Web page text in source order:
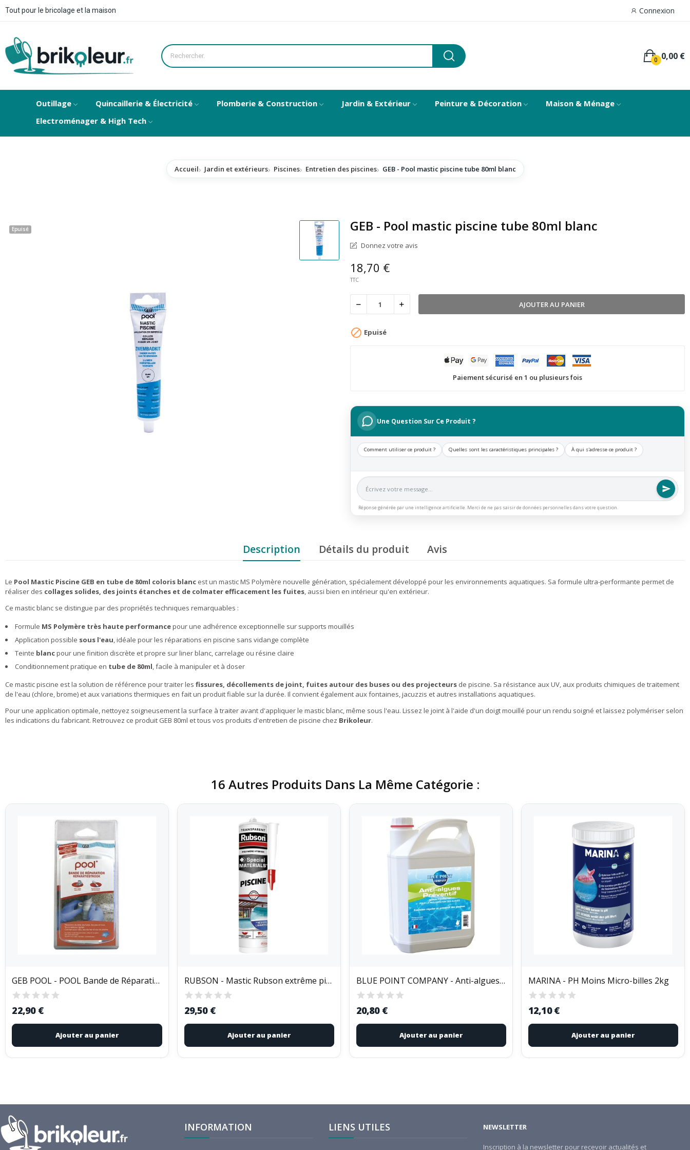
Tout pour le bricolage et la maison Connexion
0,00 €
0
Outillage Quincaillerie & Électricité Plomberie & Construction Jardin & Extérieur Peinture & Décoration
Maison & Ménage
Electroménager & High Tech
Accueil Jardin et extérieurs Piscines Entretien des piscines GEB - Pool mastic piscine tube 80ml blanc
Epuisé GEB - Pool mastic piscine tube 80ml blanc
Donnez votre avis
18,70 €
TTC
AJOUTER AU PANIER
 Epuisé
Paiement sécurisé en 1 ou plusieurs fois
Une Question Sur Ce Produit ?
Comment utiliser ce produit ? Quelles sont les caractéristiques principales ? À qui s'adresse ce produit ?
Réponse générée par une intelligence artificielle. Merci de ne pas saisir de données personnelles dans votre question.
Description Détails du produit Avis
Le Pool Mastic Piscine GEB en tube de 80ml coloris blanc est un mastic MS Polymère nouvelle génération, spécialement développé pour les environnements aquatiques. Sa formule ultra-performante permet de
réaliser des collages solides, des joints étanches et de colmater efficacement les fuites, aussi bien en intérieur qu'en extérieur.
Ce mastic blanc se distingue par des propriétés techniques remarquables :
Formule MS Polymère très haute performancepour une adhérence exceptionnelle sur supports mouillés
Application possible sous l'eau, idéale pour les réparations en piscine sans vidange complète
Teinte blancpour une finition discrète et propre sur liner blanc, carrelage ou résine claire
Conditionnement pratique en tube de 80ml, facile à manipuler et à doser
Ce mastic piscine est la solution de référence pour traiter les fissures, décollements de joint, fuites autour des buses ou des projecteurs de piscine. Sa résistance aux UV, aux produits chimiques de traitement
de l'eau (chlore, brome) et aux variations thermiques en fait un produit fiable sur la durée. Il convient également aux fontaines, jacuzzis et autres installations aquatiques.
Pour une application optimale, nettoyez soigneusement la surface à traiter avant d'appliquer le mastic blanc, même sous l'eau. Lissez le joint à l'aide d'un doigt mouillé pour un rendu soigné et laissez polymériser selon
les indications du fabricant. Retrouvez ce produit GEB 80ml et tous vos produits d'entretien de piscine chez Brikoleur.
16 Autres Produits Dans La Même Catégorie :
GEB POOL - POOL Bande de Réparation
22,90 €
Ajouter au panier
RUBSON - Mastic Rubson extrême piscine...
29,50 €
Ajouter au panier
BLUE POINT COMPANY - Anti-algues double action...
20,80 €
Ajouter au panier
MARINA - PH Moins Micro-billes 2kg
12,10 €
Ajouter au panier
INFORMATION LIENS UTILES NEWSLETTER
Inscription à la newsletter pour recevoir actualités et